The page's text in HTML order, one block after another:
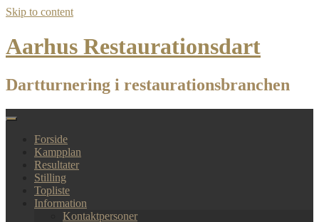
Skip to content
Aarhus Restaurationsdart
Dartturnering i restaurationsbranchen
Forside
Kampplan
Resultater
Stilling
Topliste
Information
Kontaktpersoner